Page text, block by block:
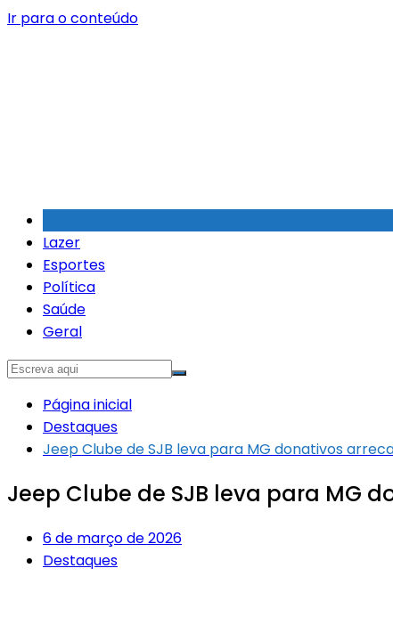
Ir para o conteúdo
Lazer
Esportes
Política
Saúde
Geral
Página inicial
Destaques
Jeep Clube de SJB leva para MG donativos
Jeep Clube de SJB leva para MG
6 de março de 2026
Destaques